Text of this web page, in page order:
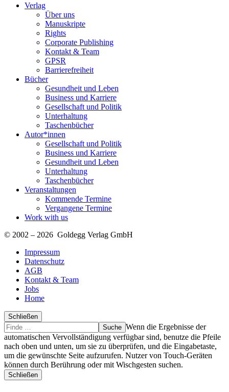
Verlag
Über uns
Manuskripte
Rights
Corporate Publishing
Kontakt & Team
GPSR
Barrierefreiheit
Bücher
Gesundheit und Leben
Business und Karriere
Gesellschaft und Politik
Unterhaltung
Taschenbücher
Autor*innen
Gesellschaft und Politik
Business und Karriere
Gesundheit und Leben
Unterhaltung
Taschenbücher
Veranstaltungen
Kommende Termine
Vergangene Termine
Work with us
© 2002 – 2026 Goldegg Verlag GmbH
Impressum
Datenschutz
AGB
Kontakt & Team
Jobs
Home
Schließen
Suche
Finde
…
Wenn die Ergebnisse der
automatischen Vervollständigung verfügbar sind, benutze die Pfeile
nach oben und unten, um sie zu überprüfen, und die Eingabetaste,
um die gewünschte Seite aufzurufen. Nutzer von Touch-Geräten
können durch Berührung oder mit Wischgesten suchen.
Schließen